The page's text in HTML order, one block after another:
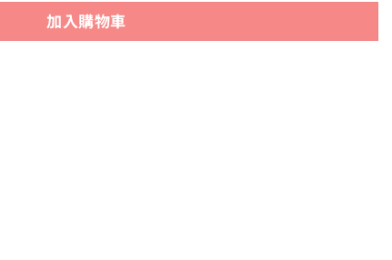
加入購物車